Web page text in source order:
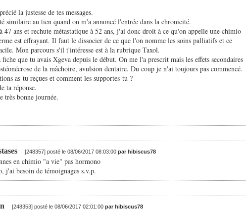
la justesse de tes messages.
similaire au tien quand on m'a annoncé l'entrée dans la chronicité.
47 ans et rechute métastatique à 52 ans, j'ai donc droit à ce qu'on appelle une chimio
est effrayant. Il faut le dissocier de ce que l'on nomme les soins palliatifs et ce
Mon parcours s'il t'intéresse est à la rubrique Taxol.
que tu avais Xgeva depuis le début. On me l'a prescrit mais les effets secondaires
de la mâchoire, avulsion dentaire. Du coup je n'ai toujours pas commencé.
as-tu reçues et comment les supportes-tu ?
ta réponse.
très bonne journée.
[248357] posté le 08/06/2017 08:03:00 par hibiscus78
en chimio "a vie" pas hormono
j'ai besoin de témoignages s.v.p.
[248353] posté le 08/06/2017 02:01:00 par hibiscus78